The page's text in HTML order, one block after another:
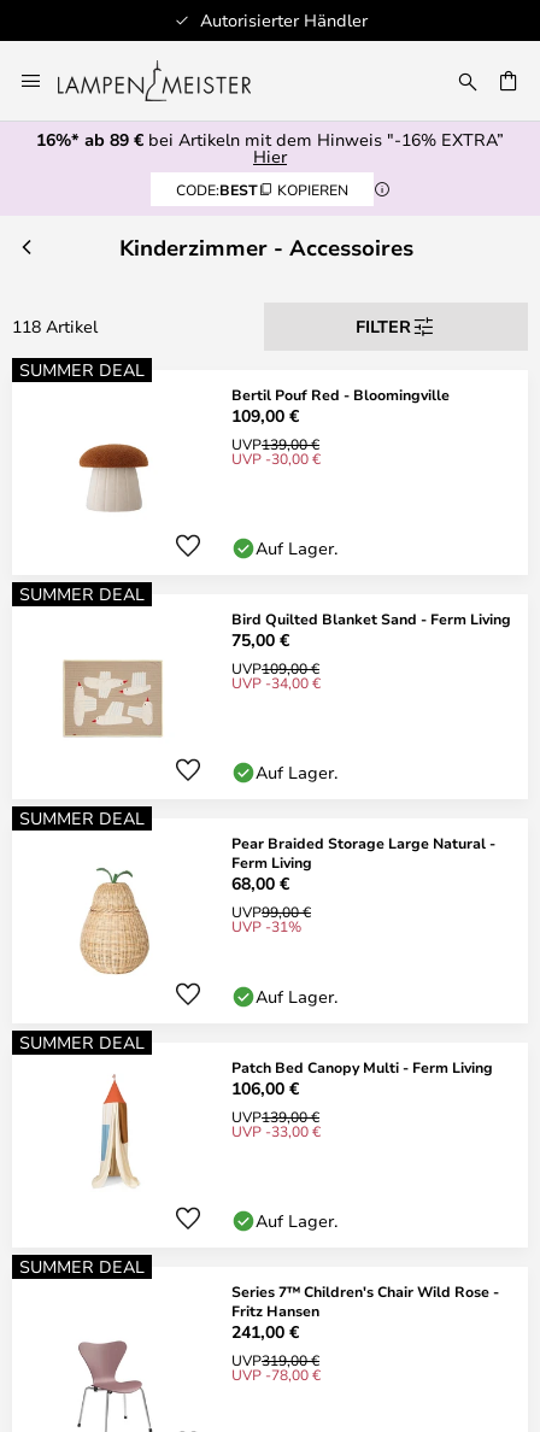
Autorisierter Händler
Inhalt
springen
16%* ab 89 € bei Artikeln mit dem Hinweis "-16% EXTRA”
Hier
CODE:BEST KOPIEREN
Kinderzimmer - Accessoires
118 Artikel
FILTER
SUMMER DEAL
Bertil Pouf Red - Bloomingville
109,00 €
UVP139,00 €
UVP -30,00 €
Auf Lager.
SUMMER DEAL
Bird Quilted Blanket Sand - Ferm Living
75,00 €
UVP109,00 €
UVP -34,00 €
Auf Lager.
SUMMER DEAL
Pear Braided Storage Large Natural -
Ferm Living
68,00 €
UVP99,00 €
UVP -31%
Auf Lager.
SUMMER DEAL
Patch Bed Canopy Multi - Ferm Living
106,00 €
UVP139,00 €
UVP -33,00 €
Auf Lager.
SUMMER DEAL
Series 7™ Children's Chair Wild Rose -
Fritz Hansen
241,00 €
UVP319,00 €
UVP -78,00 €